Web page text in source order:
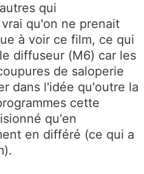
qui
qu'on ne prenait
à voir ce film, ce qui
diffuseur (M6) car les
de saloperie
dans l'idée qu'outre la
cette
qu'en
en différé (ce qui a